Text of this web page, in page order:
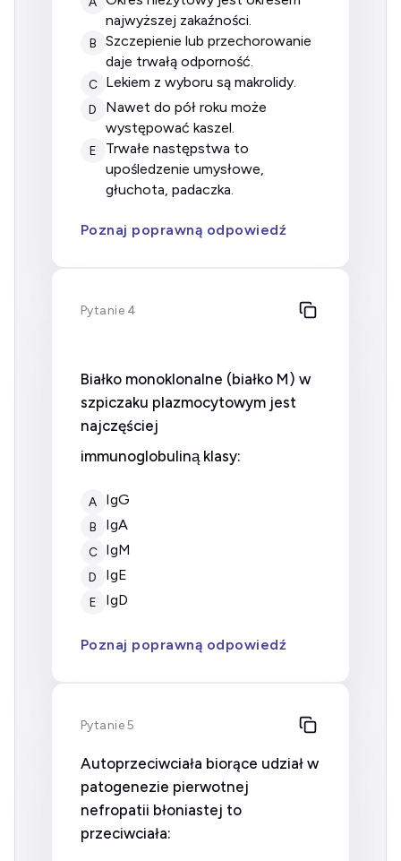
najwyższej zakaźności.
B
szczepienie lub przechorowanie
daje trwałą odporność.
C lekiem z wyboru są makrolidy.
D
nawet do pół roku może
występować kaszel.
E
trwałe następstwa to
upośledzenie umysłowe,
głuchota, padaczka.
Poznaj poprawną odpowiedź
Pytanie 4
Białko monoklonalne (białko M) w
szpiczaku plazmocytowym jest
najczęściej
immunoglobuliną klasy:
A IgG
B IgA
C IgM
D IgE
E IgD
Poznaj poprawną odpowiedź
Pytanie 5
Autoprzeciwciała biorące udział w
patogenezie pierwotnej
nefropatii błoniastej to
przeciwciała: